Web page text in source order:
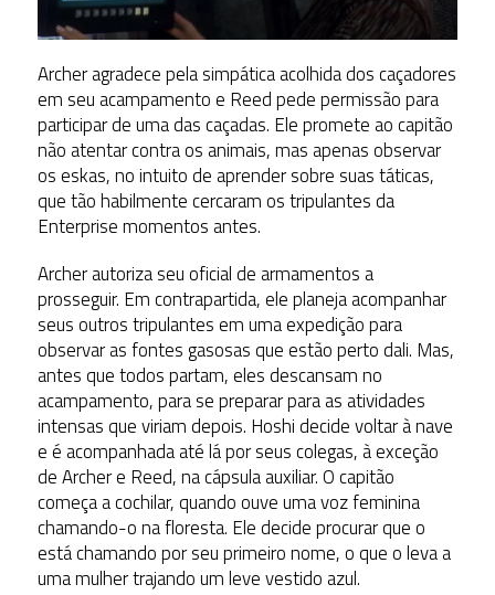
Archer agradece pela simpática acolhida dos caçadores
em seu acampamento e Reed pede permissão para
participar de uma das caçadas. Ele promete ao capitão
não atentar contra os animais, mas apenas observar
os eskas, no intuito de aprender sobre suas táticas,
que tão habilmente cercaram os tripulantes da
Enterprise momentos antes.
Archer autoriza seu oficial de armamentos a
prosseguir. Em contrapartida, ele planeja acompanhar
seus outros tripulantes em uma expedição para
observar as fontes gasosas que estão perto dali. Mas,
antes que todos partam, eles descansam no
acampamento, para se preparar para as atividades
intensas que viriam depois. Hoshi decide voltar à nave
e é acompanhada até lá por seus colegas, à exceção
de Archer e Reed, na cápsula auxiliar. O capitão
começa a cochilar, quando ouve uma voz feminina
chamando-o na floresta. Ele decide procurar que o
está chamando por seu primeiro nome, o que o leva a
uma mulher trajando um leve vestido azul.